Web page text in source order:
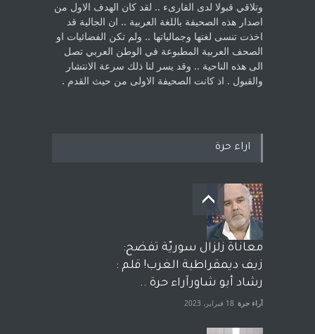
‏وتلاقي قبولا لدى القارىء ..‏ لقد كان الهدف الاول من
اصدار هذه الصحيفة باللغة العربية .. ان الجالية قد
اخذت ‏تنسى لغتها وجمالياتها .. ولم تكن الفضائيات او
الصحف العربية المطبوعة في الوطن ‏العربي تصل
الى هذه الناحية .. وقد يسر لنا ذلك سرعة الانتشار
والقبول . اذ كانت ‏الصحيفة الاولى من حيث القدم . ‏
اراء حرة
معاناة زلزال سوريّة تفضح:
زيف ديمقراطية الغرب! قلم :
رشاد أبو شاورآراء حرة ..
آراء حرة 18 فبراير، 2023